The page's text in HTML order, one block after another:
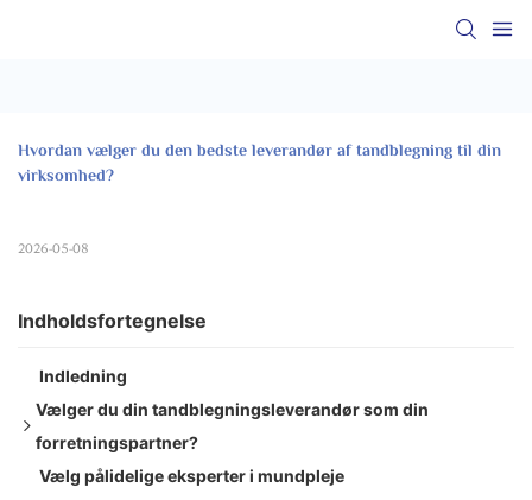
Hvordan vælger du den bedste leverandør af tandblegning til din
virksomhed?
2026-05-08
Indholdsfortegnelse
Indledning
Vælger du din tandblegningsleverandør som din
forretningspartner?
1. Evaluer engroskapacitet og MOQ'er
Vælg pålidelige eksperter i mundpleje